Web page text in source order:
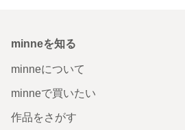
minneを知る
minneについて
minneで買いたい
作品をさがす